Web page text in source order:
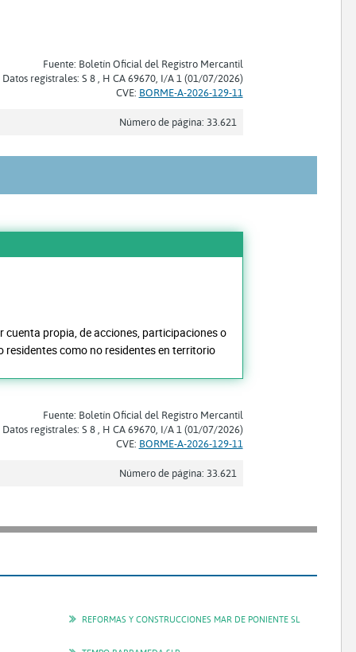
Fuente: Boletín Oficial del Registro Mercantil
Datos registrales: S 8 , H CA 69670, I/A 1 (01/07/2026)
CVE: BORME-A-2026-129-11
Número de página: 33.621
propia, de acciones, participaciones o
como no residentes en territorio
Fuente: Boletín Oficial del Registro Mercantil
Datos registrales: S 8 , H CA 69670, I/A 1 (01/07/2026)
CVE: BORME-A-2026-129-11
Número de página: 33.621
REFORMAS Y CONSTRUCCIONES MAR DE PONIENTE SL